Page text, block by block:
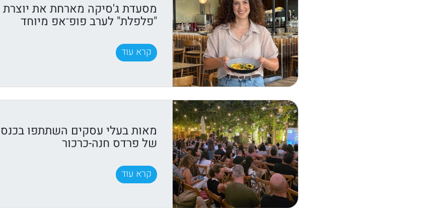
מסעדת ג'סיקה מארחת את יוצרת
"פלפלת" לערב פופ־אפ מיוחד
קרא עוד
מאות בעלי עסקים השתתפו
של פרדס חנה-כרכור
קרא עוד